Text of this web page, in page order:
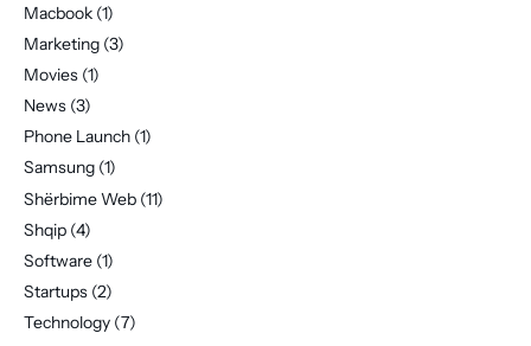
Macbook (1)
Marketing (3)
Movies (1)
News (3)
Phone Launch (1)
Samsung (1)
Shërbime Web (11)
Shqip (4)
Software (1)
Startups (2)
Technology (7)